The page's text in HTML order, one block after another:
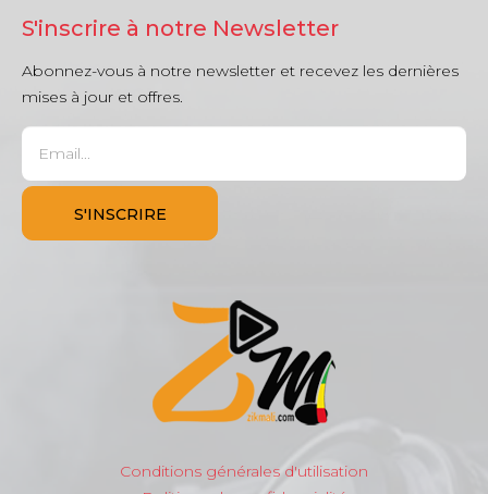
S'inscrire à notre Newsletter
Abonnez-vous à notre newsletter et recevez les dernières
mises à jour et offres.
Conditions générales d'utilisation